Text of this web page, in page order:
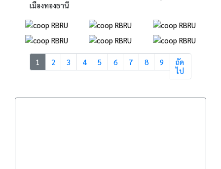
เมืองทองธานี
1 2 3 4 5 6 7 8 9
ถัด
ไป